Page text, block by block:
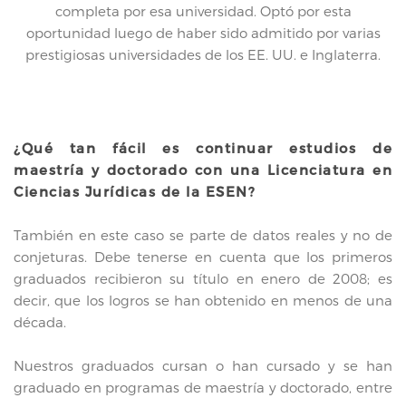
completa por esa universidad. Optó por esta
oportunidad luego de haber sido admitido por varias
prestigiosas universidades de los EE. UU. e Inglaterra.
¿Qué tan fácil es continuar estudios de
maestría y doctorado con una Licenciatura en
Ciencias Jurídicas de la ESEN?
También en este caso se parte de datos reales y no de
conjeturas. Debe tenerse en cuenta que los primeros
graduados recibieron su título en enero de 2008; es
decir, que los logros se han obtenido en menos de una
década.
Nuestros graduados cursan o han cursado y se han
graduado en programas de maestría y doctorado, entre